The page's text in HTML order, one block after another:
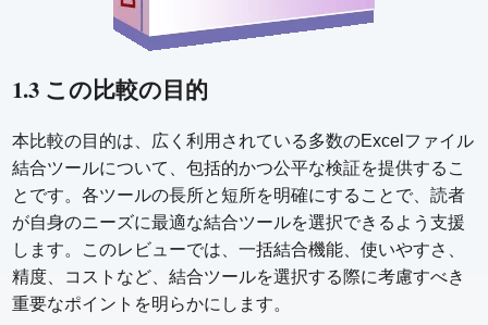
1.3 この比較の目的
本比較の目的は、広く利用されている多数のExcelファイル
結合ツールについて、包括的かつ公平な検証を提供するこ
とです。各ツールの長所と短所を明確にすることで、読者
が自身のニーズに最適な結合ツールを選択できるよう支援
します。このレビューでは、一括結合機能、使いやすさ、
精度、コストなど、結合ツールを選択する際に考慮すべき
重要なポイントを明らかにします。